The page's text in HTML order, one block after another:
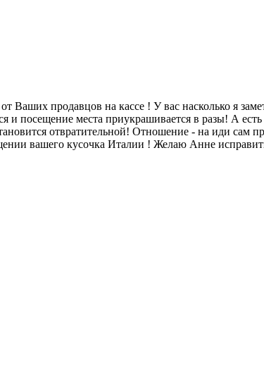
продавцов на кассе ! У вас насколько я
и посещение места приукрашивается в разы! А
отвратительной! Отношение - на иди сам
вашего кусочка Италии ! Желаю Анне